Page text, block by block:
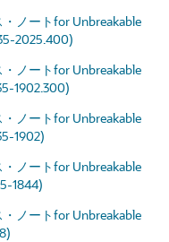
ノートfor Unbreakable
2025.400)
ノートfor Unbreakable
1902.300)
ノートfor Unbreakable
1902)
ノートfor Unbreakable
1844)
ノートfor Unbreakable